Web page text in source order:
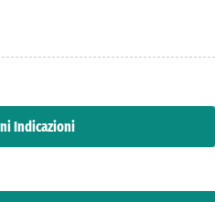
Indicazioni